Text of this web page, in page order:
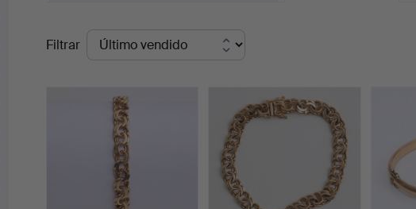
Precios
de
Filtrar